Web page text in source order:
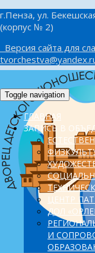
г.Пенза, ул.
(корпус № 2)
Версия сайта для
Toggle navigation
ГЛАВНАЯ
ЗАПИСЬ В
ЦЕНТР
ДОЛ
И